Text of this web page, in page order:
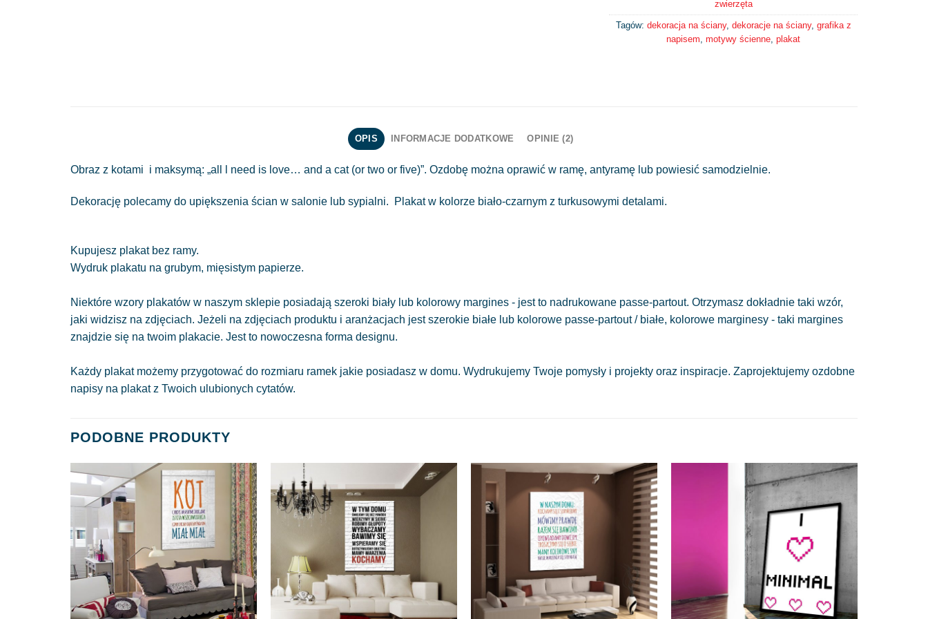
zwierzęta
Tagów: dekoracja na ściany, dekoracje na ściany, grafika z
napisem motywy ścienne plakat
OPIS INFORMACJE DODATKOWE OPINIE (2)
Obraz z kotami i maksymą: „all l need is love… and a cat (or two or five)”. Ozdobę można oprawić w ramę, antyramę lub powiesić samodzielnie.
Dekorację polecamy do upiększenia ścian w salonie lub sypialni. Plakat w kolorze biało-czarnym z turkusowymi detalami.
Kupujesz plakat bez ramy.
Wydruk plakatu na grubym, mięsistym papierze.
Niektóre wzory plakatów w naszym sklepie posiadają szeroki biały lub kolorowy margines - jest to nadrukowane passe-partout. Otrzymasz dokładnie taki wzór,
jaki widzisz na zdjęciach. Jeżeli na zdjęciach produktu i aranżacjach jest szerokie białe lub kolorowe passe-partout / białe, kolorowe marginesy - taki margines
znajdzie się na twoim plakacie. Jest to nowoczesna forma designu.
Każdy plakat możemy przygotować do rozmiaru ramek jakie posiadasz w domu. Wydrukujemy Twoje pomysły i projekty oraz inspiracje. Zaprojektujemy ozdobne
napisy na plakat z Twoich ulubionych cytatów.
PODOBNE PRODUKTY